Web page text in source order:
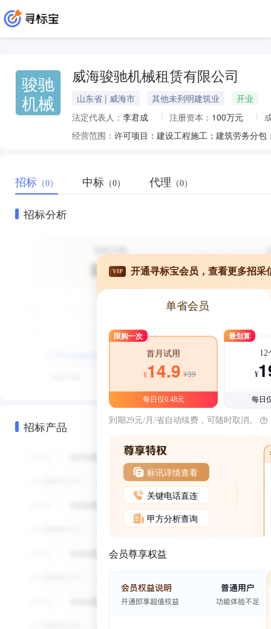
骏驰
机械
威海骏驰机械租赁有限公司
山东省 | 威海市 其他未列明建筑业
开业
法定代表人： 李君成 注册资本： 100万元
经营范围：
招标 （0） 中标 （0） 代理 （0）
招标分析
招标产品
VIP 开通寻标宝会员，查看更多招采
单省会员
限购一次
首月试用
¥14.9 ¥39
每日仅0.48元
最划算
12
¥
每日
到期29元/月/省自动续费，可随时取消。
标讯详情查看
关键电话直连
甲方分析查询
会员尊享权益